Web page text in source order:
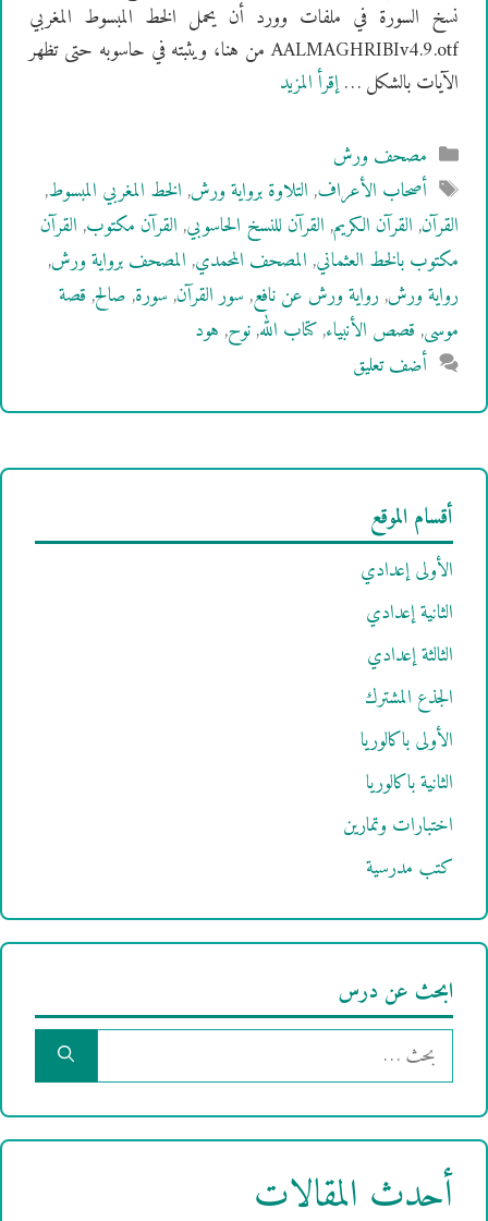
نسخ السورة في ملفات وورد أن يحمل الخط المبسوط المغربي
AALMAGHRIBIv4.9.otf من هنا، ويثبته في حاسوبه حتى تظهر
الآيات بالشكل …إقرأ المزيد
التصنيفات
مصحف ورش
الوسوم
أصحاب الأعراف,التلاوة برواية ورش,الخط المغربي المبسوط,
القرآن,القرآن الكريم,القرآن للنسخ الحاسوبي,القرآن مكتوب,القرآن
مكتوب بالخط العثماني,المصحف المحمدي,المصحف برواية ورش,
رواية ورش,رواية ورش عن نافع,سور القرآن,سورة,صالح,قصة
موسى,قصص الأنبياء,كتاب الله,نوح,هود
أضف تعليق
أقسام الموقع
الأولى إعدادي
الثانية إعدادي
الثالثة إعدادي
الجذع المشترك
الأولى باكالوريا
الثانية باكالوريا
اختبارات وتمارين
كتب مدرسية
ابحث عن درس
البحث
عن:
أحدث المقالات